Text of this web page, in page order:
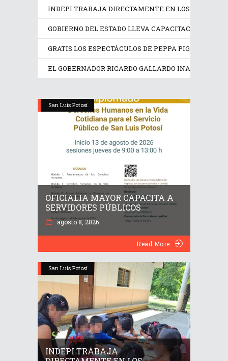
INDEPI TRABAJA DIRECTAMENTE EN LOS
GOBIERNO DEL ESTADO LLEVA CAPACITACIÓN
GRATIS LOS ESPECTÁCULOS DE PEPPA PIG Y
EL GOBERNADOR RICARDO GALLARDO INAUGURA
San Luis Potosí
OFICIALIA MAYOR CAPACITA A
SERVIDORES PÚBLICOS
agosto 8, 2026
Read More
San Luis Potosí
INDEPI TRABAJA